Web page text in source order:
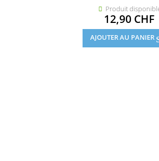
 Produit
Prix
12,90 CHF
AJOUTER AU PANIER